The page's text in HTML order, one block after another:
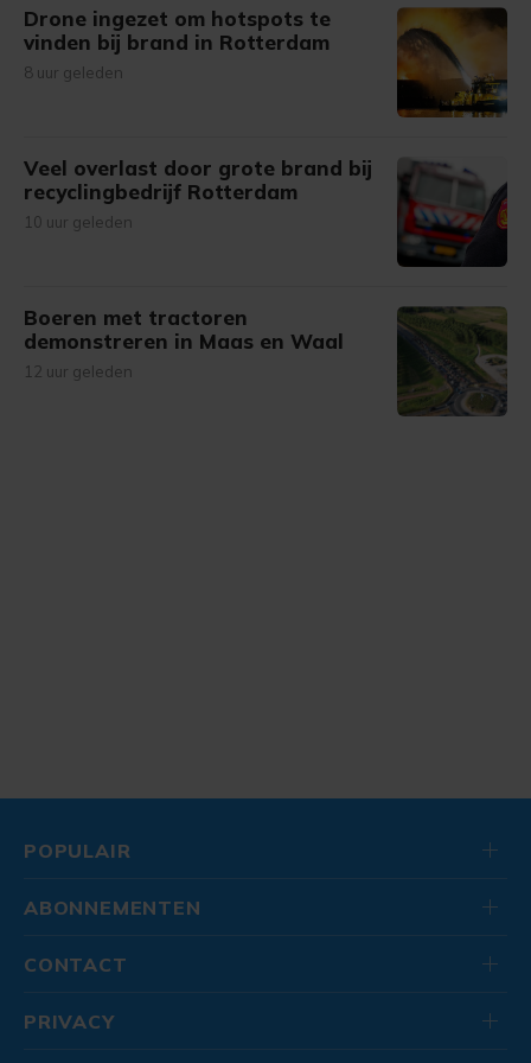
Drone ingezet om hotspots te
vinden bij brand in Rotterdam
8 uur geleden
Veel overlast door grote brand bij
recyclingbedrijf Rotterdam
10 uur geleden
Boeren met tractoren
demonstreren in Maas en Waal
12 uur geleden
POPULAIR
ABONNEMENTEN
CONTACT
PRIVACY